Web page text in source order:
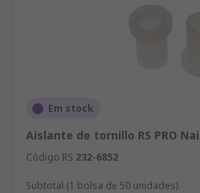
Em stock
Aislante de tornillo RS PRO
Código RS 232-6852
Subtotal (1 bolsa de 50 unidades)